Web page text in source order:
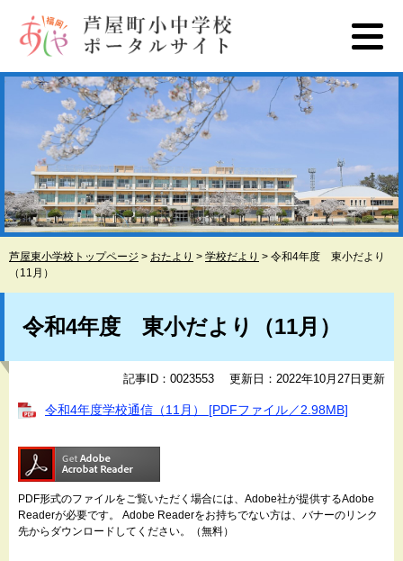
先を
文
へ
芦屋東小学校トップページ > おたより > 学校だより > 令和4年度 東小だより
（11月）
令和4年度 東小だより（11月）
記事ID：0023553 更新日：2022年10月27日更新
令和4年度学校通信（11月） [PDFファイル／2.98MB]
PDF形式のファイルをご覧いただく場合には、Adobe社が提供するAdobe
Readerが必要です。
Adobe Readerをお持ちでない方は、バナーのリンク
先からダウンロードしてください。（無料）